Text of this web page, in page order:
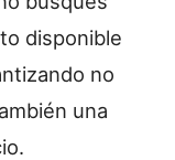
disponible
no
una